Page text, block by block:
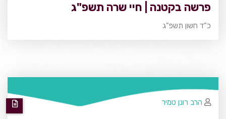
פרשה בקטנה | חיי שרה תשפ"ג
כ"ד חשון תשפ"ג
הרב רונן טמיר